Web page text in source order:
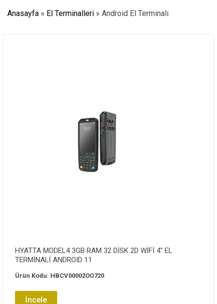
Anasayfa » El Terminalleri » Android El Terminali
HYATTA MODEL4 3GB RAM 32 DİSK 2D WİFİ 4″ EL
TERMİNALİ ANDROID 11
Ürün Kodu: HBCV00002OO720
İncele